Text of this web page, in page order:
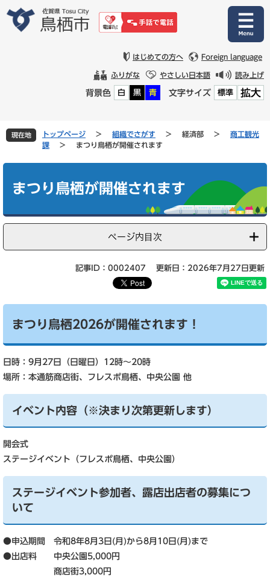
文
はじめての方へ Foreign language
ふりがな やさしい日本語 読み上げ
背景色 白 黒 青 文字サイズ 標準 拡大
現在地 トップページ > 組織でさがす > 経済部 >
商工観光
課
> まつり鳥栖が開催されます
まつり鳥栖が開催されます
ページ内目次
記事ID：0002407 更新日：2026年7月27日更新
まつり鳥栖2026が開催されます！
日時：9月27日（日曜日）12時～20時
場所：本通筋商店街、フレスポ鳥栖、中央公園 他
イベント内容（※決まり次第更新します）
開会式
ステージイベント（フレスポ鳥栖、中央公園）
ステージイベント参加者、露店出店者の募集につ
いて
●申込期間 令和8年8月3日(月)から8月10日(月)まで
●出店料 中央公園5,000円
商店街3,000円